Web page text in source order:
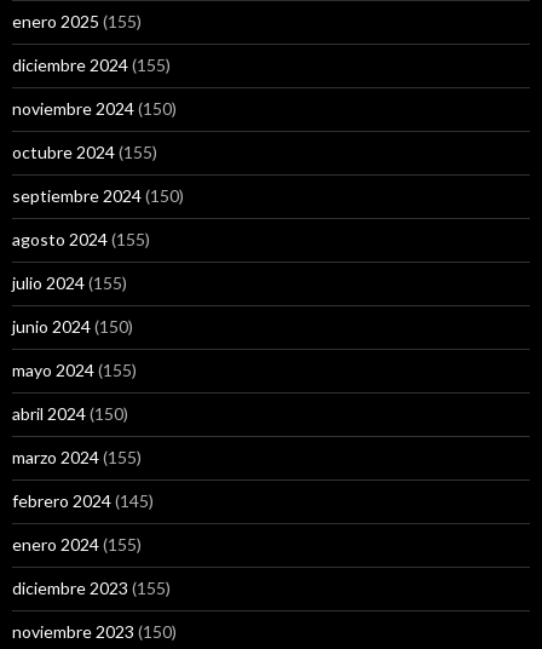
enero 2025 (155)
diciembre 2024(155)
noviembre 2024(150)
octubre 2024(155)
septiembre 2024(150)
agosto 2024(155)
julio 2024(155)
junio 2024(150)
mayo 2024(155)
abril 2024(150)
marzo 2024(155)
febrero 2024(145)
enero 2024(155)
diciembre 2023 (155)
noviembre 2023 (150)